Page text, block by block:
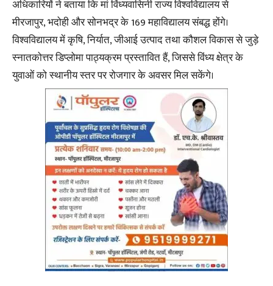
अधिकारियों ने बताया कि मां विंध्यवासिनी राज्य विश्वविद्यालय से
मीरजापुर, भदोही और सोनभद्र के 169 महाविद्यालय संबद्ध होंगे।
विश्वविद्यालय में कृषि, निर्यात, जीआई उत्पाद तथा कौशल विकास से जुड़े
स्नातकोत्तर डिप्लोमा पाठ्यक्रम प्रस्तावित हैं, जिससे विंध्य क्षेत्र के
युवाओं को स्थानीय स्तर पर रोजगार के अवसर मिल सकेंगे।